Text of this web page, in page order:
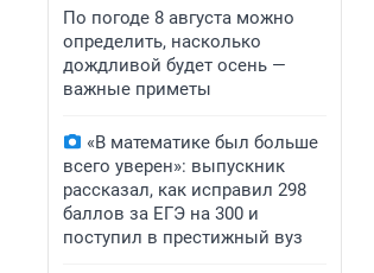
По погоде 8 августа можно
определить, насколько
дождливой будет осень —
важные приметы
«В математике был больше
всего уверен»: выпускник
рассказал, как исправил 298
баллов за ЕГЭ на 300 и
поступил в престижный вуз